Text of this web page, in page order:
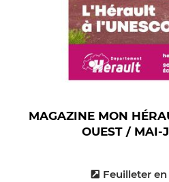
MAGAZINE MON
OUEST / MAI-
Feuilleter